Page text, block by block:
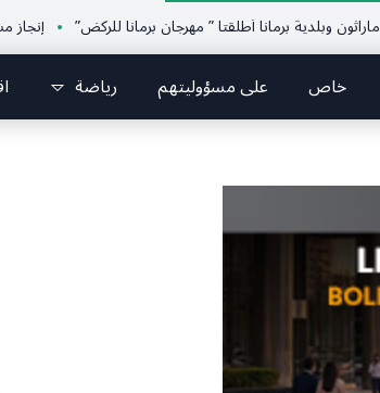
برمانا أطلقتا ” مهرجان برمانا للركض” إنجاز مشرّف
خاص على مسؤوليتهم رياضة